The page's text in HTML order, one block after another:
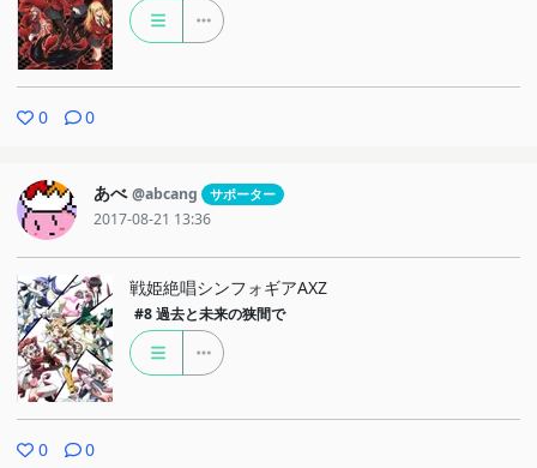
0 0
あべ @abcang サポーター
2017-08-21 13:36
戦姫絶唱シンフォギアAXZ
#8 過去と未来の狭間で
0 0